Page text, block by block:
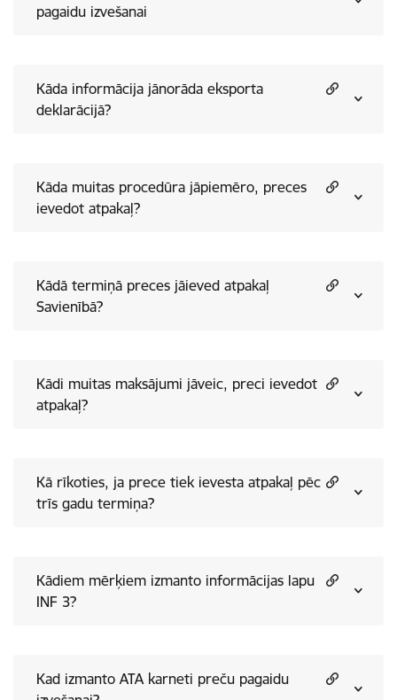
pagaidu izvešanai
Kāda informācija jānorāda eksporta
deklarācijā?
Kāda muitas procedūra jāpiemēro, preces
ievedot atpakaļ?
Kādā termiņā preces jāieved atpakaļ
Savienībā?
Kādi muitas maksājumi jāveic, preci ievedot
atpakaļ?
Kā rīkoties, ja prece tiek ievesta atpakaļ pēc
trīs gadu termiņa?
Kādiem mērķiem izmanto informācijas lapu
INF 3?
Kad izmanto ATA karneti preču pagaidu